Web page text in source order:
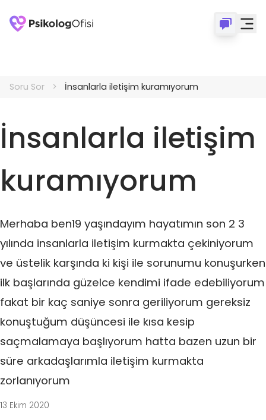
Soru Sor İnsanlarla iletişim kuramıyorum
İnsanlarla iletişim
kuramıyorum
Merhaba ben19 yaşındayım hayatımın son 2 3
yılında insanlarla iletişim kurmakta çekiniyorum
ve üstelik karşında ki kişi ile sorunumu konuşurken
ilk başlarında güzelce kendimi ifade edebiliyorum
fakat bir kaç saniye sonra geriliyorum gereksiz
konuştuğum düşüncesi ile kısa kesip
saçmalamaya başlıyorum hatta bazen uzun bir
süre arkadaşlarımla iletişim kurmakta
zorlanıyorum
13 Ekim 2020